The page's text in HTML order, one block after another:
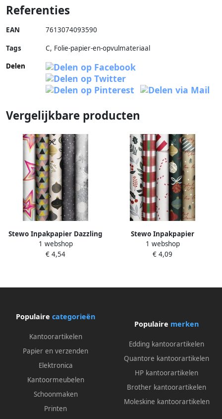
Referenties
EAN 7613074093590
Tags
C, Folie-papier-en-opvulmateriaal
Delen
Vergelijkbare producten
Stewo Inpakpapier Dazzling
Yule 200x70cm assorti
1 webshop
€ 4,54
Stewo Inpakpapier
Traditional Day 200x70cm
assorti
1 webshop
€ 4,09
Populaire categorieën
Kantoorartikelen
Papier en verzenden
Elektronica
Kantoormeubelen
Schoonmaken
Printen
Populaire merken
Edding kantoorartikelen
Quantore kantoorartikelen
HP kantoorartikelen
Brother kantoorartikelen
Moleskine kantoorartikelen